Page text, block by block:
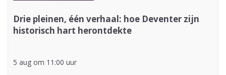
Drie pleinen, één verhaal: hoe Deventer zijn
historisch hart herontdekte
5 aug om 11:00 uur